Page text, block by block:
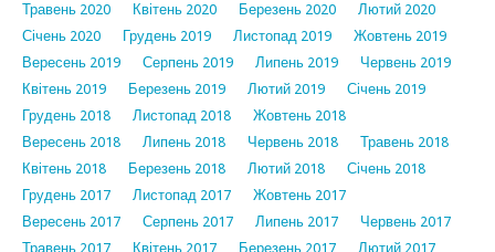
Травень 2020 Квітень 2020 Березень 2020
Лютий 2020
Січень 2020
Грудень 2019 Листопад 2019
Жовтень 2019
Вересень 2019
Серпень 2019 Липень 2019
Червень 2019
Квітень 2019
Березень 2019 Лютий 2019
Січень 2019
Грудень 2018
Листопад 2018
Жовтень 2018
Вересень 2018
Липень 2018 Червень 2018
Травень 2018
Квітень 2018
Березень 2018 Лютий 2018
Січень 2018
Грудень 2017
Листопад 2017
Жовтень 2017
Вересень 2017
Серпень 2017 Липень 2017
Червень 2017
Травень 2017
Квітень 2017 Березень 2017
Лютий 2017